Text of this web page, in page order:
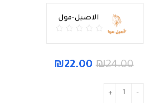
الاصيل-مول
₪24.00
₪22.00